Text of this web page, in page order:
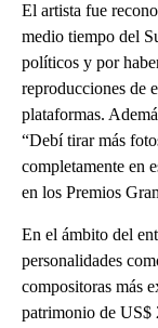
El artista fue
medio tiempo del
políticos y por
reproducciones de
plataformas.
“Debí tirar más
completamente en
en los Premios
En el ámbito del
personalidades
compositoras más
patrimonio de US$